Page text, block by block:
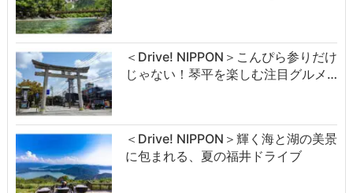
＜Drive! NIPPON＞こんぴら参りだけ
じゃない！琴平を楽しむ注目グルメ…
＜Drive! NIPPON＞輝く海と湖の美景
に包まれる、夏の福井ドライブ